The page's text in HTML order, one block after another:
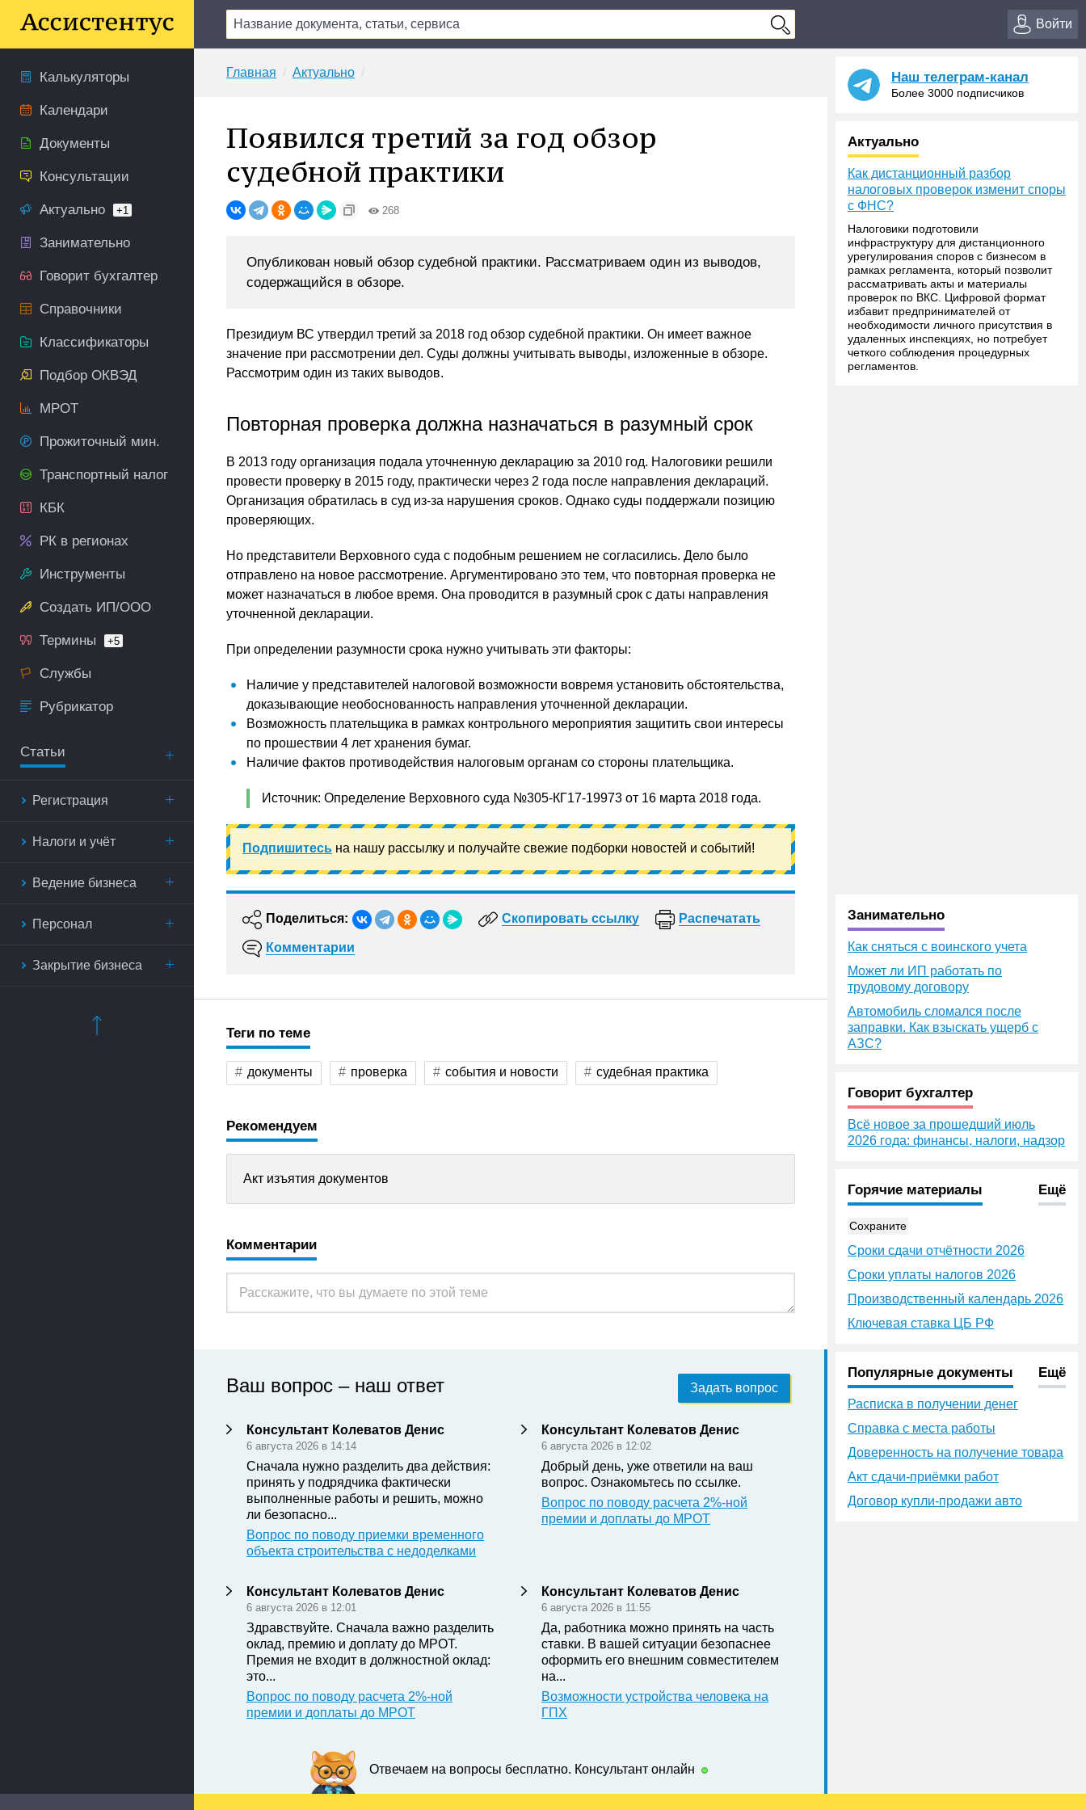
Войти
Калькуляторы
Календари
Документы
Консультации
Актуально +1
Занимательно
Говорит бухгалтер
Справочники
Классификаторы
Подбор ОКВЭД
МРОТ
Прожиточный мин.
Транспортный налог
КБК
РК в регионах
Инструменты
Создать ИП/ООО
Термины +5
Службы
Рубрикатор
Статьи
Регистрация
Налоги и учёт
Ведение бизнеса
Персонал
Закрытие бизнеса
Главная Актуально
Появился третий за год обзор
судебной практики
268
Опубликован новый обзор судебной практики. Рассматриваем один из выводов,
содержащийся в обзоре.
Президиум ВС утвердил третий за 2018 год обзор судебной практики. Он имеет важное
значение при рассмотрении дел. Суды должны учитывать выводы, изложенные в обзоре.
Рассмотрим один из таких выводов.
Повторная проверка должна назначаться в разумный срок
В 2013 году организация подала уточненную декларацию за 2010 год. Налоговики решили
провести проверку в 2015 году, практически через 2 года после направления деклараций.
Организация обратилась в суд из-за нарушения сроков. Однако суды поддержали позицию
проверяющих.
Но представители Верховного суда с подобным решением не согласились. Дело было
отправлено на новое рассмотрение. Аргументировано это тем, что повторная проверка не
может назначаться в любое время. Она проводится в разумный срок с даты направления
уточненной декларации.
При определении разумности срока нужно учитывать эти факторы:
Наличие у представителей налоговой возможности вовремя установить обстоятельства,
доказывающие необоснованность направления уточненной декларации.
Возможность плательщика в рамках контрольного мероприятия защитить свои интересы
по прошествии 4 лет хранения бумаг.
Наличие фактов противодействия налоговым органам со стороны плательщика.
Источник: Определение Верховного суда №305-КГ17-19973 от 16 марта 2018 года.
Подпишитесь на нашу рассылку и получайте свежие подборки новостей и событий!
Поделиться: Скопировать ссылку Распечатать
Комментарии
Теги по теме
документы проверка события и новости судебная практика
Рекомендуем
Акт изъятия документов
Комментарии
Ваш вопрос – наш ответ Задать вопрос
Консультант Колеватов Денис
6 августа 2026 в 14:14
Сначала нужно разделить два действия:
принять у подрядчика фактически
выполненные работы и решить, можно
ли безопасно...
Вопрос по поводу приемки временного
объекта строительства с недоделками
Консультант Колеватов Денис
6 августа 2026 в 12:02
Добрый день, уже ответили на ваш
вопрос. Ознакомьтесь по ссылке .
Вопрос по поводу расчета 2%-ной
премии и доплаты до МРОТ
Консультант Колеватов Денис
6 августа 2026 в 12:01
Здравствуйте. Сначала важно разделить
оклад, премию и доплату до МРОТ.
Премия не входит в должностной оклад:
это...
Вопрос по поводу расчета 2%-ной
премии и доплаты до МРОТ
Консультант Колеватов Денис
6 августа 2026 в 11:55
Да, работника можно принять на часть
ставки. В вашей ситуации безопаснее
оформить его внешним совместителем
на...
Возможности устройства человека на
ГПХ
Отвечаем на вопросы бесплатно. Консультант онлайн
Наш телеграм-канал
Более 3000 подписчиков
Актуально
Как дистанционный разбор
налоговых проверок изменит споры
с ФНС?
Налоговики подготовили
инфраструктуру для дистанционного
урегулирования споров с бизнесом в
рамках регламента, который позволит
рассматривать акты и материалы
проверок по ВКС. Цифровой формат
избавит предпринимателей от
необходимости личного присутствия в
удаленных инспекциях, но потребует
четкого соблюдения процедурных
регламентов.
Занимательно
Как сняться с воинского учета
Может ли ИП работать по
трудовому договору
Автомобиль сломался после
заправки. Как взыскать ущерб с
АЗС?
Говорит бухгалтер
Всё новое за прошедший июль
2026 года: финансы, налоги, надзор
Горячие материалы Ещё
Сохраните
Сроки сдачи отчётности 2026
Сроки уплаты налогов 2026
Производственный календарь 2026
Ключевая ставка ЦБ РФ
Популярные документы Ещё
Расписка в получении денег
Справка с места работы
Доверенность на получение товара
Акт сдачи-приёмки работ
Договор купли-продажи авто